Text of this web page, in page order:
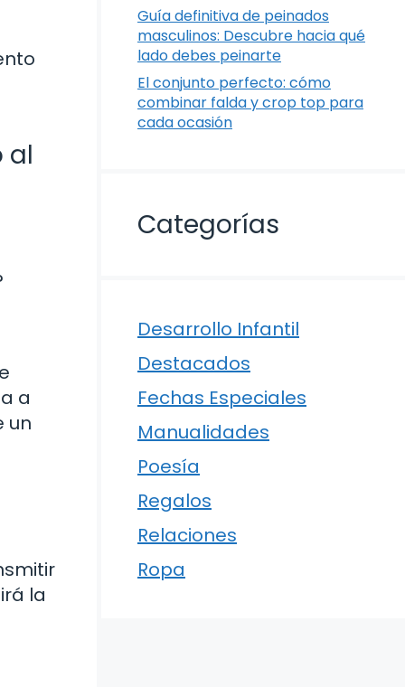
al
a
un
la
Guía definitiva de peinados
masculinos: Descubre hacia qué
lado debes peinarte
El conjunto perfecto: cómo
combinar falda y crop top para
cada ocasión
Categorías
Desarrollo Infantil
Destacados
Fechas Especiales
Manualidades
Poesía
Regalos
Relaciones
Ropa